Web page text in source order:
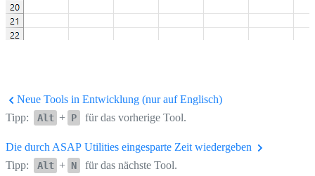
Neue Tools in Entwicklung (nur auf Englisch)
Tipp:
Alt + P für das vorherige Tool.
Die durch ASAP Utilities eingesparte Zeit wiedergeben
Tipp:
Alt + N für das nächste Tool.